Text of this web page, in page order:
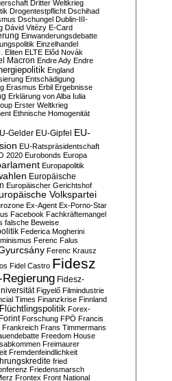
Dritter Weltkrieg
Drogentestpflicht Dschihad
Dschungel Dublin-III-
Dávid Vitézy E-Card
Einwanderungsdebatte
Einzelhandel
Eliten ELTE Előd Novák
Macron Endre Ady Endre
England
Entschädigung
Erasmus Erbil Ergebnisse
Erklärung von Alba Iulia
Erster Weltkrieg
Ethnische Homogenität
Gelder EU-Gipfel EU-
EU-Ratspräsidentschaft
2020 Eurobonds Europa
Europapolitik
Europäische
Europäischer Gerichtshof
Volkspartei
Ex-Agent Ex-Porno-Star
Facebook Fachkräftemangel
falsche Beweise
Federica Mogherini
Ferenc Falus
Ferenc Krausz
Fidel Castro Fidesz
Fidesz-
Figyelő Filmindustrie
Times Finanzkrise Finnland
Flüchtlingspolitik Forex-
Forint Forschung FPÖ Francis
Frankreich Frans Timmermans
Freedom House
Freimaurer
Fremdenfeindlichkeit
fried
Friedensmarsch
Frontex Front National